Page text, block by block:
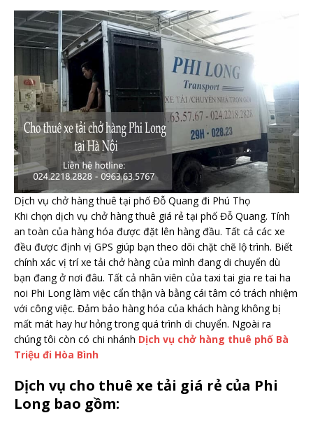
Dịch vụ chở hàng thuê tại phố Đỗ Quang đi Phú Thọ
Khi chọn dịch vụ chở hàng thuê giá rẻ tại phố Đỗ Quang. Tính
an toàn của hàng hóa được đặt lên hàng đầu. Tất cả các xe
đều được định vị GPS giúp bạn theo dõi chặt chẽ lộ trình. Biết
chính xác vị trí xe tải chở hàng của mình đang di chuyển dù
bạn đang ở nơi đâu. Tất cả nhân viên của taxi tai gia re tai ha
noi Phi Long làm việc cẩn thận và bằng cái tâm có trách nhiệm
với công việc. Đảm bảo hàng hóa của khách hàng không bị
mất mát hay hư hỏng trong quá trình di chuyển. Ngoài ra
chúng tôi còn có chi nhánh Dịch vụ chở hàng thuê phố Bà
Triệu đi Hòa Bình
Dịch vụ cho thuê xe tải giá rẻ của Phi
Long bao gồm: